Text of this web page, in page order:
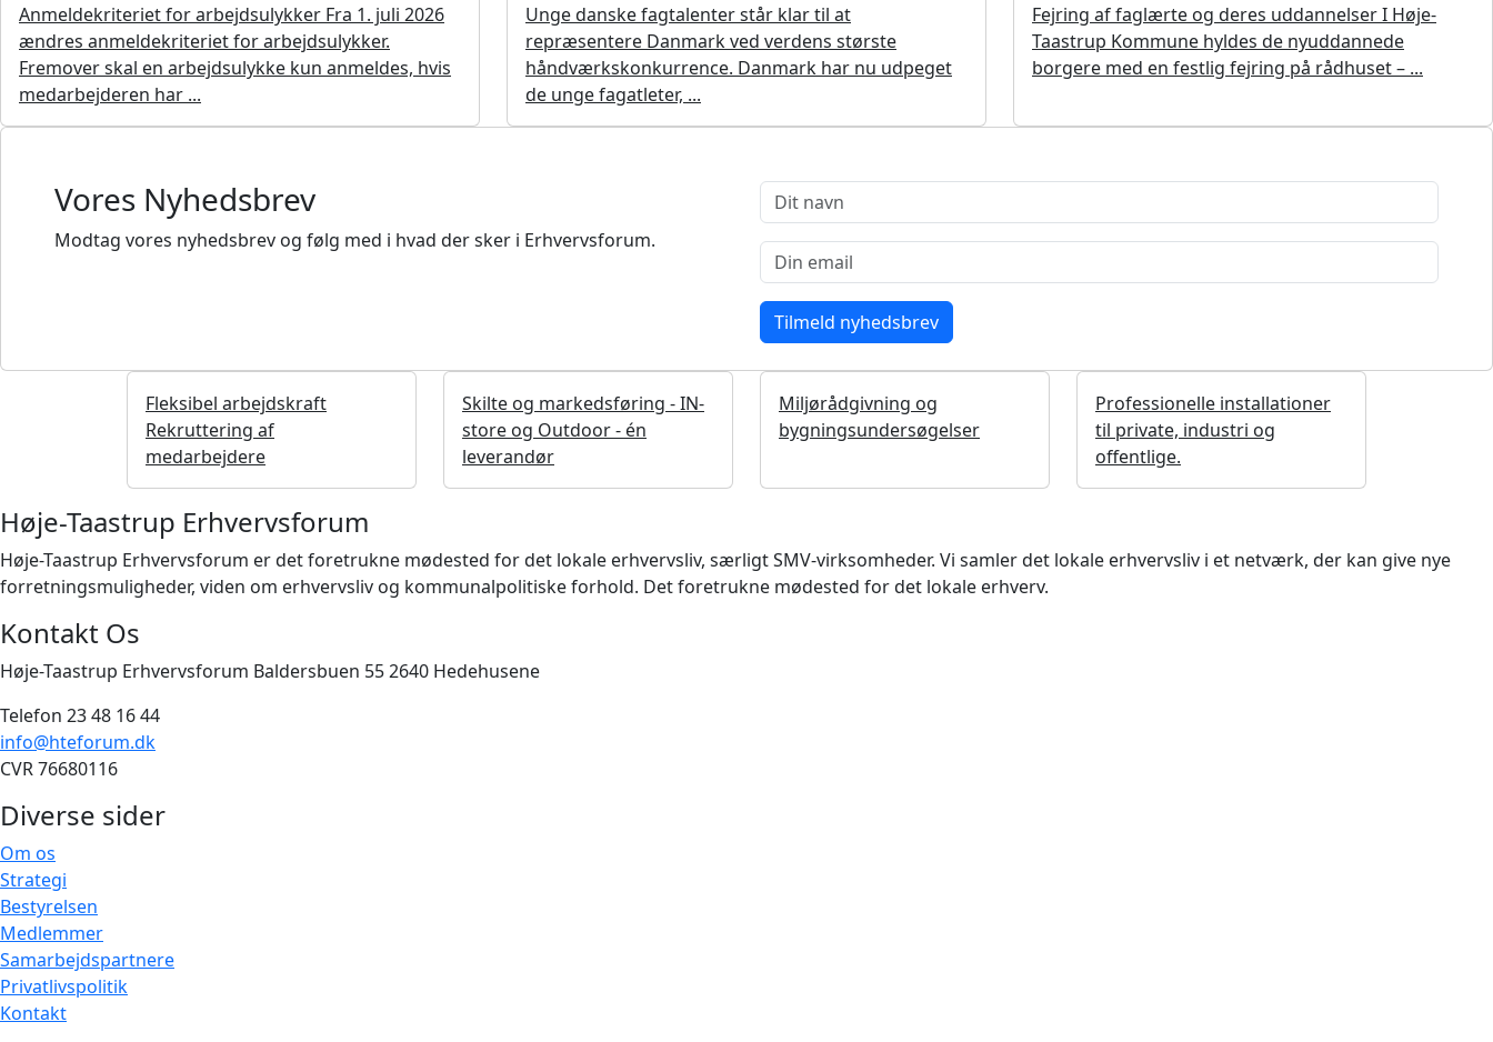
Anmeldekriteriet for arbejdsulykker Fra 1. juli 2026
ændres anmeldekriteriet for arbejdsulykker.
Fremover skal en arbejdsulykke kun anmeldes, hvis
medarbejderen har ...
Unge danske fagtalenter står klar til at
repræsentere Danmark ved verdens største
håndværkskonkurrence. Danmark har nu udpeget
de unge fagatleter, ...
Fejring af faglærte og deres uddannelser I Høje-
Taastrup Kommune hyldes de nyuddannede
borgere med en festlig fejring på rådhuset – ...
Vores Nyhedsbrev
Modtag vores nyhedsbrev og følg med i hvad der sker i Erhvervsforum.
Fleksibel arbejdskraft
Rekruttering af
medarbejdere
Skilte og markedsføring - IN-
store og Outdoor - én
leverandør
Miljørådgivning og
bygningsundersøgelser
Professionelle installationer
til private, industri og
offentlige.
Høje-Taastrup Erhvervsforum
Høje-Taastrup Erhvervsforum er det foretrukne mødested for det lokale erhvervsliv, særligt SMV-virksomheder. Vi samler det lokale erhvervsliv i et netværk, der kan give nye
forretningsmuligheder, viden om erhvervsliv og kommunalpolitiske forhold. Det foretrukne mødested for det lokale erhverv.
Kontakt Os
Høje-Taastrup Erhvervsforum Baldersbuen 55 2640 Hedehusene
Telefon 23 48 16 44
info@hteforum.dk
CVR 76680116
Diverse sider
Om os
Strategi
Bestyrelsen
Medlemmer
Samarbejdspartnere
Privatlivspolitik
Kontakt